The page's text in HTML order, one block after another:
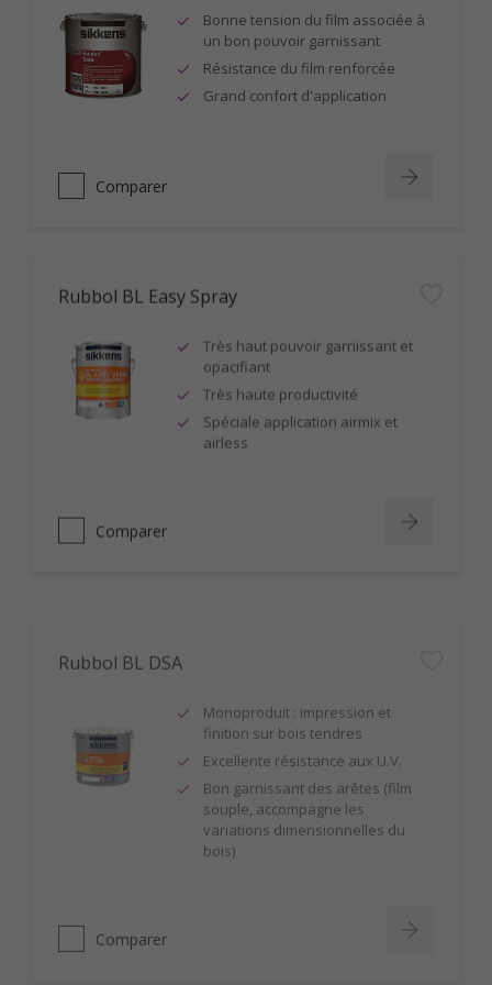
Bonne tension du film associée à
un bon pouvoir garnissant
Résistance du film renforcée
Grand confort d'application
Comparer
Rubbol BL Easy Spray
Très haut pouvoir garnissant et
opacifiant
Très haute productivité
Spéciale application airmix et
airless
Comparer
finition sur bois tendres
Excellente résistance aux U.V.
Bon garnissant des arêtes (film
souple, accompagne les
variations dimensionnelles du
bois)